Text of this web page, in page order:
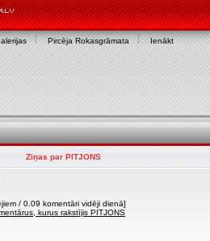
Pircēja Rokasgrāmata Ienākt
Ziņas par PITJONS
/ 0.09 komentāri vidēji dienā]
kurus rakstījis PITJONS